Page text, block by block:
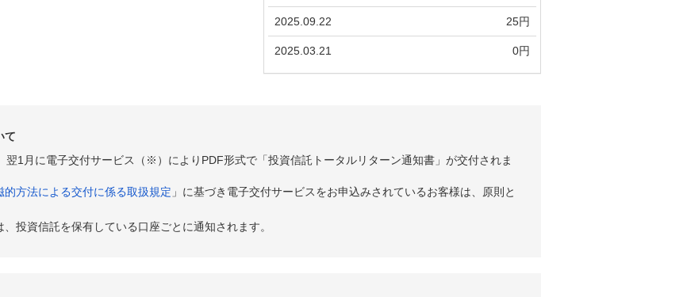
2025.09.22 25円
2025.03.21 0円
て
翌1月に電子交付サービス（※）によりPDF形式で「投資信託トータルリターン通知書」が交付されま
方法による交付に係る取扱規定 」に基づき電子交付サービスをお申込みされているお客様は、原則と
投資信託を保有している口座ごとに通知されます。